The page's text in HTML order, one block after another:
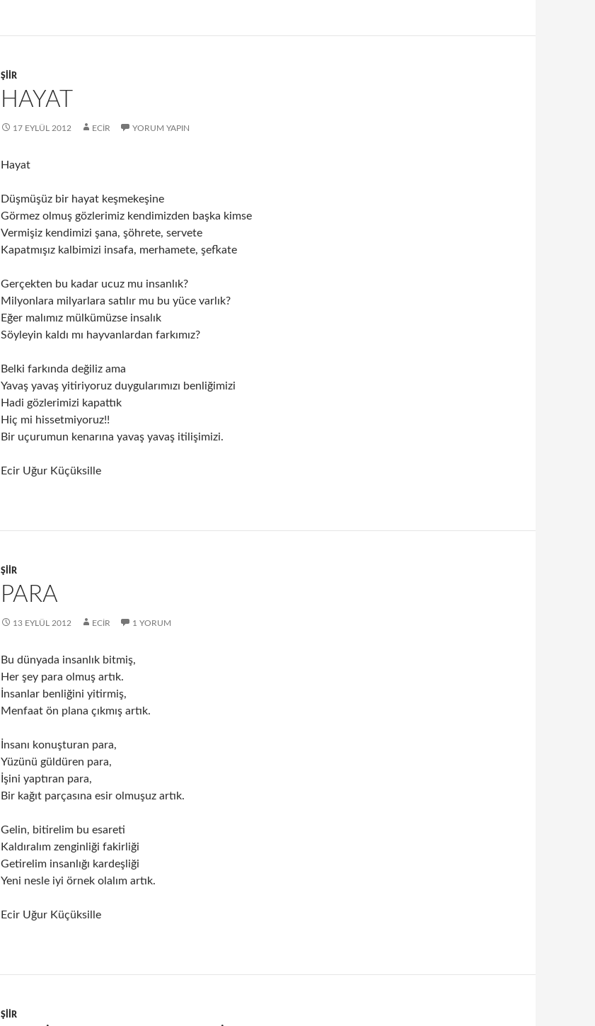
ŞIIR
HAYAT
17 EYLÜL 2012 ECIR YORUM YAPIN
Hayat
Düşmüşüz bir hayat keşmekeşine
Görmez olmuş gözlerimiz kendimizden başka kimse
Vermişiz kendimizi şana, şöhrete, servete
Kapatmışız kalbimizi insafa, merhamete, şefkate
Gerçekten bu kadar ucuz mu insanlık?
Milyonlara milyarlara satılır mu bu yüce varlık?
Eğer malımız mülkümüzse insalık
Söyleyin kaldı mı hayvanlardan farkımız?
Belki farkında değiliz ama
Yavaş yavaş yitiriyoruz duygularımızı benliğimizi
Hadi gözlerimizi kapattık
Hiç mi hissetmiyoruz!!
Bir uçurumun kenarına yavaş yavaş itilişimizi.
Ecir Uğur Küçüksille
ŞIIR
PARA
13 EYLÜL 2012 ECIR 1 YORUM
Bu dünyada insanlık bitmiş,
Her şey para olmuş artık.
İnsanlar benliğini yitirmiş,
Menfaat ön plana çıkmış artık.
İnsanı konuşturan para,
Yüzünü güldüren para,
İşini yaptıran para,
Bir kağıt parçasına esir olmuşuz artık.
Gelin, bitirelim bu esareti
Kaldıralım zenginliği fakirliği
Getirelim insanlığı kardeşliği
Yeni nesle iyi örnek olalım artık.
Ecir Uğur Küçüksille
ŞIIR